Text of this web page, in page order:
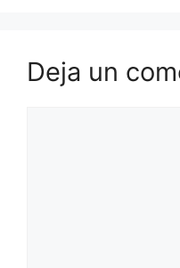
Deja un